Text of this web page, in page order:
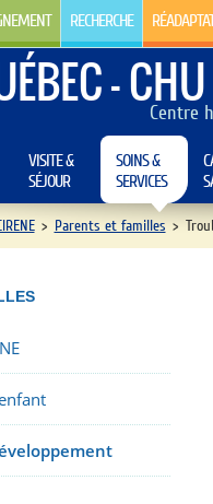
RECHERCHE
- Centre
VISITE &
SÉJOUR
SOINS &
SERVICES
> Parents et familles >